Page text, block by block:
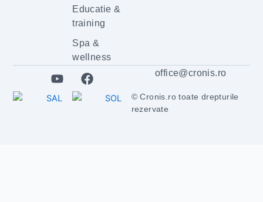
Educatie &
training
Spa &
wellness
Y
o
u
F
a
office@cronis.ro
© Cronis.ro toate drepturile
rezervate